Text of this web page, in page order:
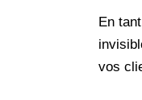
En
vos